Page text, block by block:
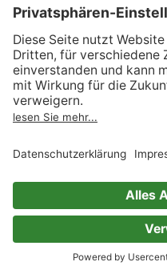
AGB
Informationen nach Data
Act
Verträge hier kündigen
Impressum
Immer